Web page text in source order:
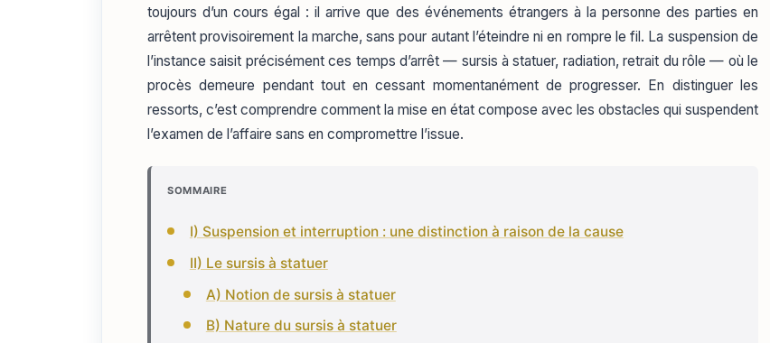
toujours d’un cours égal : il arrive que des événements étrangers à la personne des parties en
arrêtent provisoirement la marche, sans pour autant l’éteindre ni en rompre le fil. La suspension de
l’instance saisit précisément ces temps d’arrêt — sursis à statuer, radiation, retrait du rôle — où le
procès demeure pendant tout en cessant momentanément de progresser. En distinguer les
ressorts, c’est comprendre comment la mise en état compose avec les obstacles qui suspendent
l’examen de l’affaire sans en compromettre l’issue.
SOMMAIRE
I) Suspension et interruption : une distinction à raison de la cause
II) Le sursis à statuer
A) Notion de sursis à statuer
B) Nature du sursis à statuer